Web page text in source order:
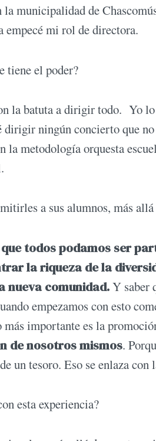
la municipalidad de
empecé mi rol de directora.
tiene el poder?
la batuta a dirigir todo. Yo
dirigir ningún concierto que
la metodología orquesta
a sus alumnos, más
todos podamos ser
la riqueza de la
nueva comunidad.Y saber
empezamos con esto
importante es la
de nosotros mismos.
un tesoro. Eso se enlaza
esta experiencia?